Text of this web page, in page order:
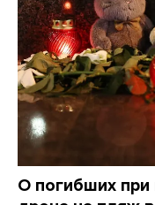
О погибших при